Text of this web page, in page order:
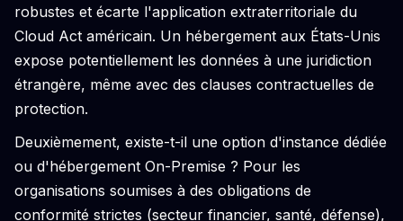
robustes et écarte l'application extraterritoriale du
Cloud Act américain. Un hébergement aux États-Unis
expose potentiellement les données à une juridiction
étrangère, même avec des clauses contractuelles de
protection.
Deuxièmement, existe-t-il une option d'instance dédiée
ou d'hébergement On-Premise ? Pour les
organisations soumises à des obligations de
conformité strictes (secteur financier, santé, défense),